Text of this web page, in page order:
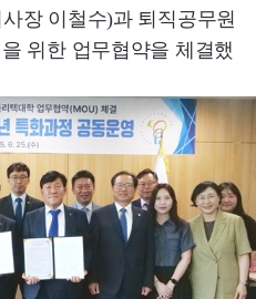
장 이철수)과 퇴직공무원
위한 업무협약을 체결했